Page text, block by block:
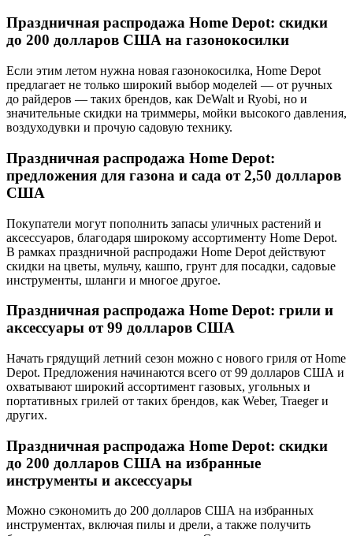
Праздничная распродажа Home Depot: скидки
до 200 долларов США на газонокосилки
Если этим летом нужна новая газонокосилка, Home Depot
предлагает не только широкий выбор моделей — от ручных
до райдеров — таких брендов, как DeWalt и Ryobi, но и
значительные скидки на триммеры, мойки высокого давления,
воздуходувки и прочую садовую технику.
Праздничная распродажа Home Depot:
предложения для газона и сада от 2,50 долларов
США
Покупатели могут пополнить запасы уличных растений и
аксессуаров, благодаря широкому ассортименту Home Depot.
В рамках праздничной распродажи Home Depot действуют
скидки на цветы, мульчу, кашпо, грунт для посадки, садовые
инструменты, шланги и многое другое.
Праздничная распродажа Home Depot: грили и
аксессуары от 99 долларов США
Начать грядущий летний сезон можно с нового гриля от Home
Depot. Предложения начинаются всего от 99 долларов США и
охватывают широкий ассортимент газовых, угольных и
портативных грилей от таких брендов, как Weber, Traeger и
других.
Праздничная распродажа Home Depot: скидки
до 200 долларов США на избранные
инструменты и аксессуары
Можно сэкономить до 200 долларов США на избранных
инструментах, включая пилы и дрели, а также получить